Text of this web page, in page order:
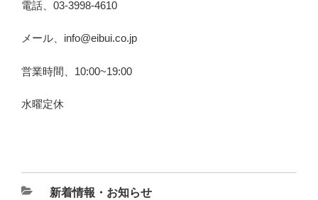
電話、03-3998-4610
メール、info@eibui.co.jp
営業時間、10:00~19:00
水曜定休
新着情報・お知らせ